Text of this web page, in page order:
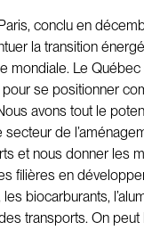
conclu en
la transition
mondiale. Le
se positionner
avons tout le
secteur de
et nous donner les
filières en
biocarburants,
transports. On